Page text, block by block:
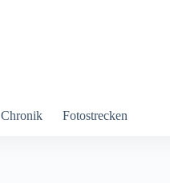
Chronik Fotostrecken